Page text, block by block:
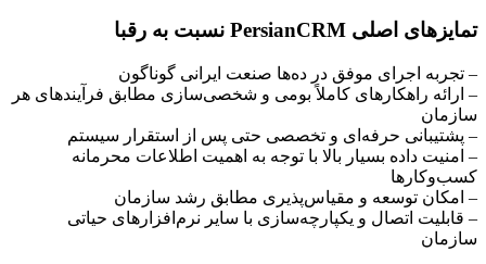
تمایزهای اصلی PersianCRM نسبت به رقبا
– تجربه اجرای موفق در ده‌ها صنعت ایرانی گوناگون
– ارائه راهکارهای کاملاً بومی و شخصی‌سازی مطابق فرآیندهای هر
سازمان
– پشتیبانی حرفه‌ای و تخصصی حتی پس از استقرار سیستم
– امنیت داده بسیار بالا با توجه به اهمیت اطلاعات محرمانه
کسب‌وکارها
– امکان توسعه و مقیاس‌پذیری مطابق رشد سازمان
– قابلیت اتصال و یکپارچه‌سازی با سایر نرم‌افزارهای حیاتی
سازمان